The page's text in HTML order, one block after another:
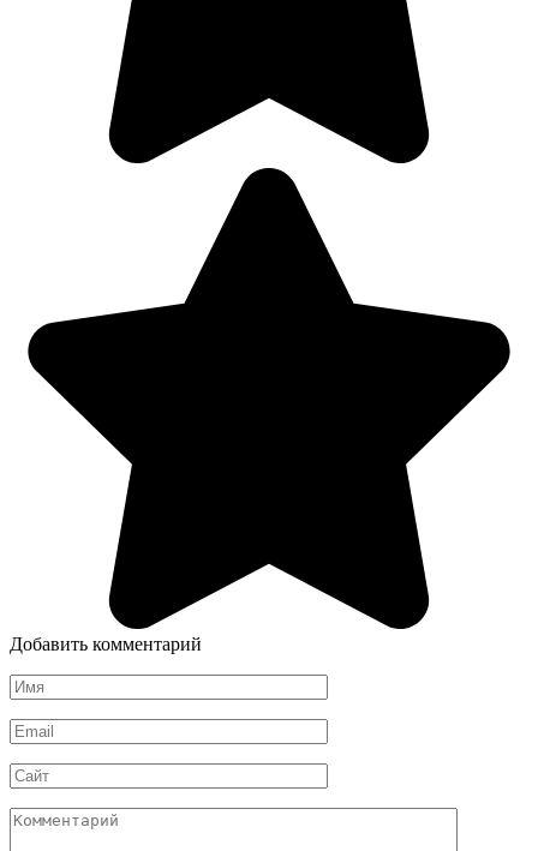
Добавить комментарий
Имя
*
Email
*
Сайт
Комментарий